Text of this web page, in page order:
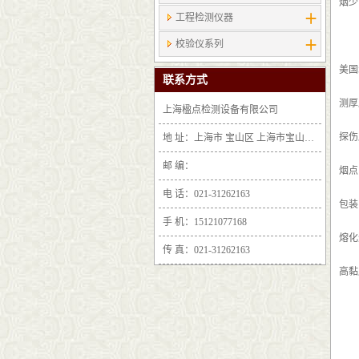
工程检测仪器
校验仪系列
联系方式
上海楹点检测设备有限公司
地 址：上海市 宝山区 上海市宝山区沪太路6397号1-2层F25区1011室
邮 编：
电 话：021-31262163
手 机：15121077168
传 真：021-31262163
烟少
美
测
探
烟
包
熔
高